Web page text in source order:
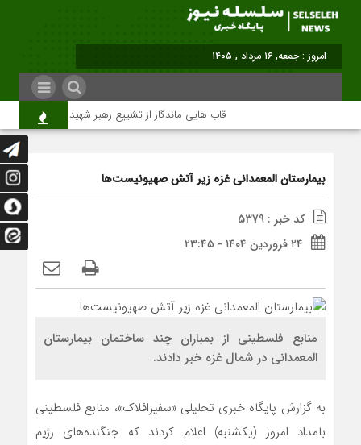
برابر با : Friday - 7 August - 2026
قاب هایی ماندگار از تشییع رهبر شهید در تهران
بیمارستان المعمدانی غزه زیر آتش صهیونیست‌ها
کد خبر : 5379
۲۴ فروردین ۱۴۰۴ - ۲۳:۴۵
منابع فلسطینی از بمباران چند ساختمان‌ بیمارستان
المعمدانی در شمال غزه خبر دادند.
به گزارش پایگاه خبری تحلیلی «سفیرافلاک»، منابع فلسطینی
بامداد امروز (یکشنبه) اعلام کردند که جنگنده‌های رژیم